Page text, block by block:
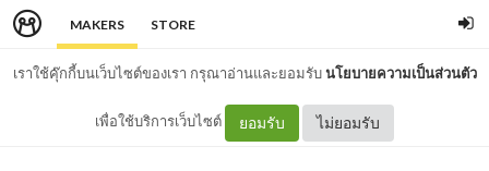
MAKERS STORE
เราใช้คุ๊กกี้บนเว็บไซต์ของเรา กรุณาอ่านและยอมรับนโยบายความเป็นส่วนตัว
เพื่อใช้บริการเว็บไซต์ ยอมรับ ไม่ยอมรับ